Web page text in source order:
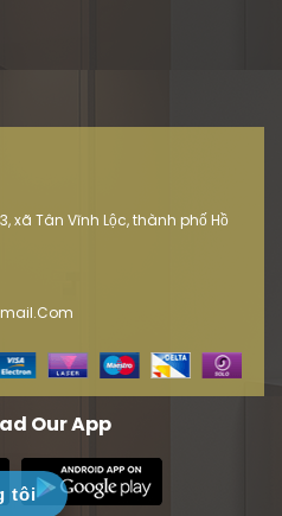
xã Tân Vĩnh Lộc, thành phố Hồ
Our App
tôi